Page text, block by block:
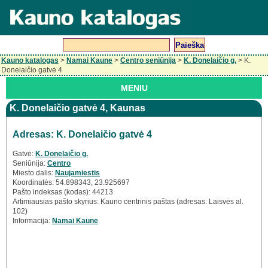
Kauno katalogas > Namai Kaune > Centro seniūnija > K. Donelaičio g. > K.
Donelaičio gatvė 4
MENIU
K. Donelaičio gatvė 4, Kaunas
Adresas: K. Donelaičio gatvė 4
Gatvė: K. Donelaičio g.
Seniūnija: Centro
Miesto dalis: Naujamiestis
Koordinatės: 54.898343, 23.925697
Pašto indeksas (kodas): 44213
Artimiausias pašto skyrius: Kauno centrinis paštas (adresas: Laisvės al.
102)
Informacija: Namai Kaune